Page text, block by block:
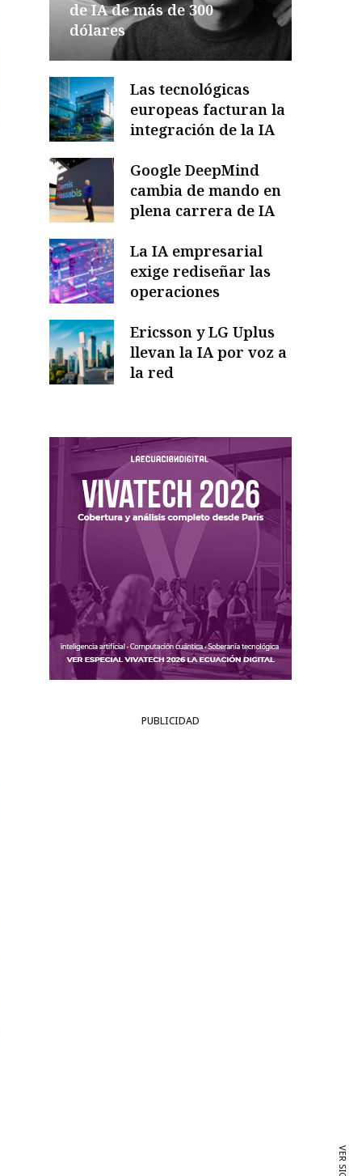
de IA de más de 300
dólares
Las tecnológicas
europeas facturan la
integración de la IA
Google DeepMind
cambia de mando en
plena carrera de IA
La IA empresarial
exige rediseñar las
operaciones
Ericsson y LG Uplus
llevan la IA por voz a
la red
PUBLICIDAD